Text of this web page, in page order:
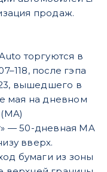
продаж.
торгуются в
после гэпа
вышедшего в
мая на дневном
— 50-дневная MA
вверх.
бумаги из зоны